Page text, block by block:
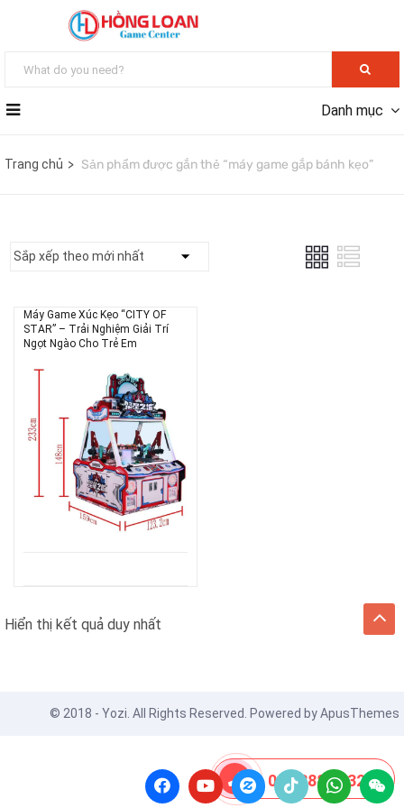
Danh mục
Trang chủ Sản phẩm được gắn thẻ “máy game gắp bánh kẹo”
Máy Game Xúc Kẹo “CITY OF
STAR” – Trải Nghiệm Giải Trí
Ngọt Ngào Cho Trẻ Em
Hiển thị kết quả duy nhất
© 2018 - Yozi. All Rights Reserved. Powered byApusThemes
08 8888 0532